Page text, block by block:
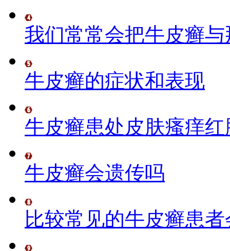
我们常常会把牛皮癣
牛皮癣的症状和表现
牛皮癣患处皮肤瘙痒
牛皮癣会遗传吗
比较常见的牛皮癣患